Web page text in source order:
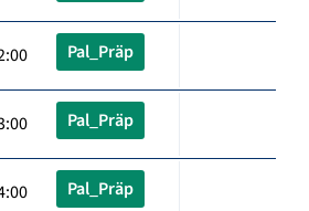
Pal_Präp
Pal_Präp
Pal_Präp